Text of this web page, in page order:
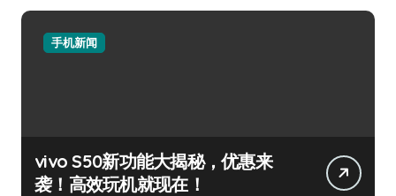
手机新闻
vivo S50新功能大揭秘，优惠来
袭！高效玩机就现在！